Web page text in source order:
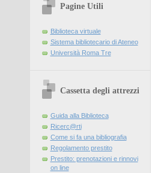
Pagine Utili
Biblioteca virtuale
Sistema bibliotecario di Ateneo
Università Roma Tre
Cassetta degli attrezzi
Guida alla Biblioteca
Ricerc@rti
Come si fa una bibliografia
Regolamento prestito
Prestito: prenotazioni e rinnovi
on line